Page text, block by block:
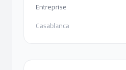
Entreprise
Casablanca